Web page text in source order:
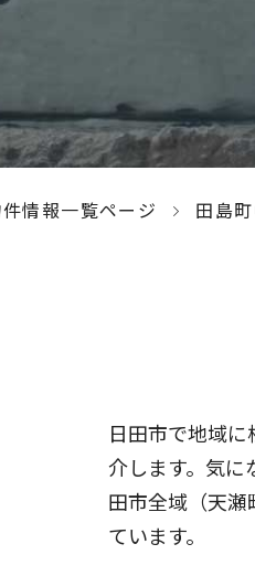
情報一覧ページ 田島
日田市で地域
介します。気に
田市全域（天
ています。